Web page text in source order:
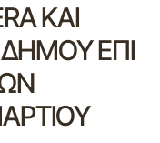
ΚΑΙ
ΔΗΜΟΥ ΕΠΙ